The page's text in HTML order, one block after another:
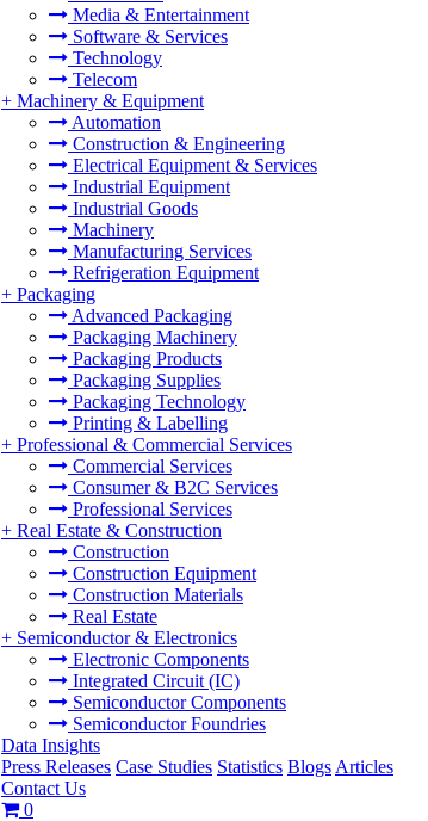
Media & Entertainment
Software & Services
Technology
Telecom
+ Machinery & Equipment
Automation
Construction & Engineering
Electrical Equipment & Services
Industrial Equipment
Industrial Goods
Machinery
Manufacturing Services
Refrigeration Equipment
+ Packaging
Advanced Packaging
Packaging Machinery
Packaging Products
Packaging Supplies
Packaging Technology
Printing & Labelling
+ Professional & Commercial Services
Commercial Services
Consumer & B2C Services
Professional Services
+ Real Estate & Construction
Construction
Construction Equipment
Construction Materials
Real Estate
+ Semiconductor & Electronics
Electronic Components
Integrated Circuit (IC)
Semiconductor Components
Semiconductor Foundries
Data Insights
Press Releases Case Studies Statistics Blogs Articles
Contact Us
0